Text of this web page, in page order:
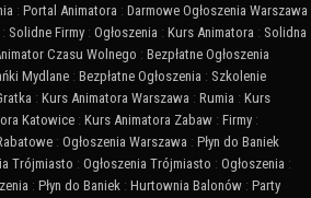
: Portal Animatora : Darmowe Ogłoszenia Warszawa
: Solidne Firmy : Ogłoszenia : Kurs Animatora : Solidna
Czasu Wolnego : Bezpłatne Ogłoszenia
Mydlane : Bezpłatne Ogłoszenia : Szkolenie
: Kurs Animatora Warszawa : Rumia : Kurs
Katowice : Kurs Animatora Zabaw : Firmy :
: Ogłoszenia Warszawa : Płyn do Baniek
Trójmiasto : Ogłoszenia Trójmiasto : Ogłoszenia :
: Płyn do Baniek : Hurtownia Balonów : Party